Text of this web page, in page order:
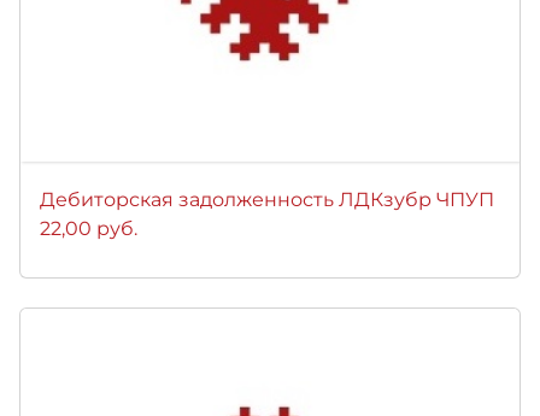
Дебиторская задолженность ЛДКзубр ЧПУП
22,00 руб.